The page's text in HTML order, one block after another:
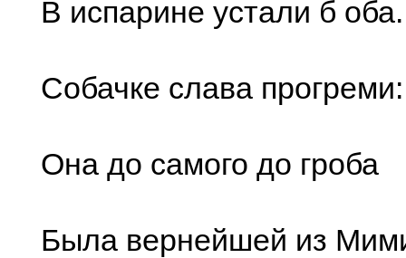
В испарине устали б оба.
Собачке слава прогреми:
Она до самого до гроба
Была вернейшей из